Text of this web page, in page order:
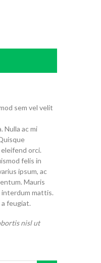
sem vel velit
Nulla ac mi
orci.
felis in
ipsum, ac
Mauris
mattis.
feugiat.
nisl ut